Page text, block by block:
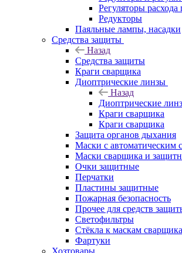
Регуляторы расхода
Редукторы
Паяльные лампы, насадки
Средства защиты
Назад
Средства защиты
Краги сварщика
Диоптрические линзы
Назад
Диоптрические
Краги сварщика
Краги сварщика
Защита органов дыхания
Маски с автоматическим
Маски сварщика и
Очки защитные
Перчатки
Пластины защитные
Пожарная безопасность
Прочее для средств
Светофильтры
Стёкла к маскам сварщика
Фартуки
Хозтовары